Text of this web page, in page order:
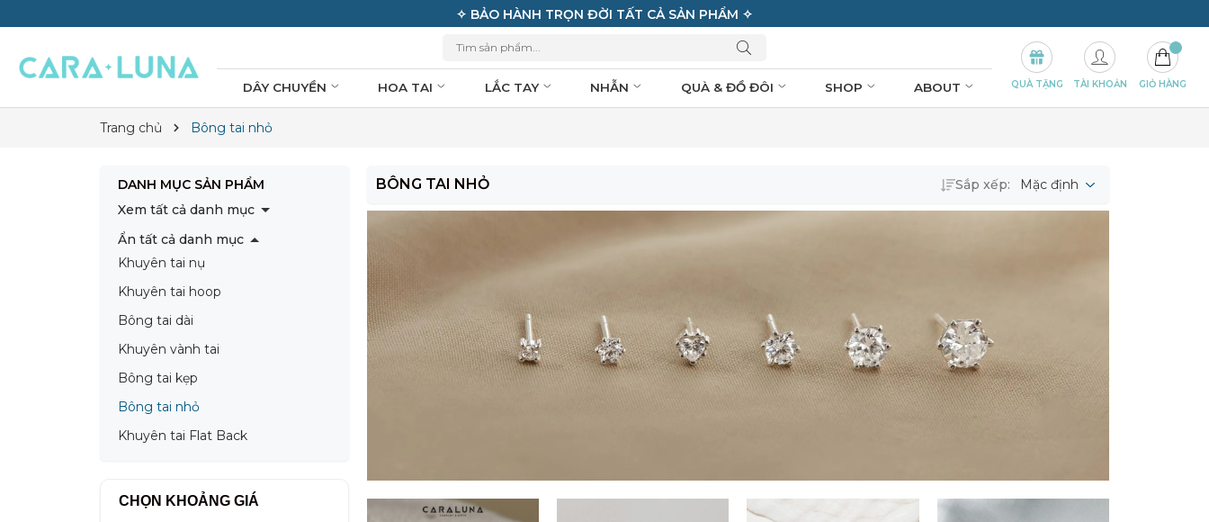
✧ BẢO HÀNH TRỌN ĐỜI TẤT CẢ SẢN PHẨM ✧
DÂY CHUYỀN HOA TAI LẮC TAY NHẪN QUÀ & ĐỒ ĐÔI SHOP ABOUT QUÀ TẶNG TÀI KHOẢN GIỎ HÀNG
Trang chủ Bông tai nhỏ
DANH MỤC SẢN PHẨM
Xem tất cả danh mục
Ẩn tất cả danh mục
Khuyên tai nụ
Khuyên tai hoop
Bông tai dài
Khuyên vành tai
Bông tai kẹp
Bông tai nhỏ
Khuyên tai Flat Back
CHỌN KHOẢNG GIÁ
BÔNG TAI NHỎ Sắp xếp: Mặc định